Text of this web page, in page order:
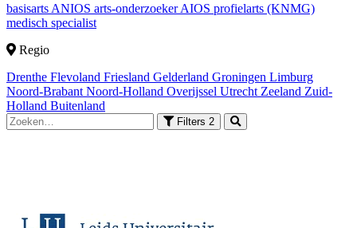
basisarts ANIOS arts-onderzoekerAIOS profielarts (KNMG)
medisch specialist
Regio
Drenthe Flevoland Friesland Gelderland Groningen Limburg
Noord-Brabant Noord-Holland Overijssel Utrecht Zeeland Zuid-
Holland Buitenland
Filters 2